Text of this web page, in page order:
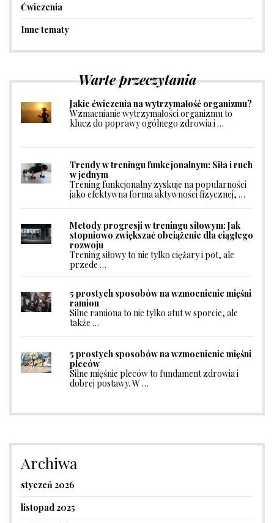
Ćwiczenia
Inne tematy
Warte przeczytania
Jakie ćwiczenia na wytrzymałość organizmu?
Wzmacnianie wytrzymałości organizmu to
klucz do poprawy ogólnego zdrowia i …
Trendy w treningu funkcjonalnym: Siła i ruch
w jednym
Trening funkcjonalny zyskuje na popularności
jako efektywna forma aktywności fizycznej, …
Metody progresji w treningu siłowym: Jak
stopniowo zwiększać obciążenie dla ciągłego
rozwoju
Trening siłowy to nie tylko ciężary i pot, ale
przede …
5 prostych sposobów na wzmocnienie mięśni
ramion
Silne ramiona to nie tylko atut w sporcie, ale
także …
5 prostych sposobów na wzmocnienie mięśni
pleców
Silne mięśnie pleców to fundament zdrowia i
dobrej postawy. W …
Archiwa
styczeń 2026
listopad 2025